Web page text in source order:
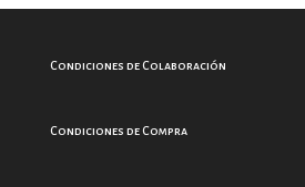
Condiciones de Colaboración
Condiciones de Compra